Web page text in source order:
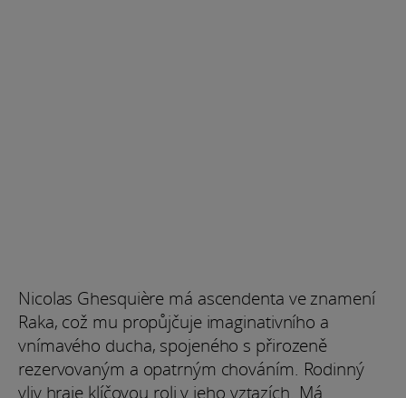
Nicolas Ghesquière má ascendenta ve znamení
Raka, což mu propůjčuje imaginativního a
vnímavého ducha, spojeného s přirozeně
rezervovaným a opatrným chováním. Rodinný
vliv hraje klíčovou roli v jeho vztazích. Má